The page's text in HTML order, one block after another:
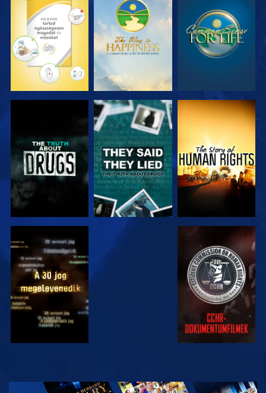
MŰSORNÉZÉS MŰSORNÉZÉS MŰSORNÉZÉS
MŰSORNÉZÉS MŰSORNÉZÉS MŰSORNÉZÉS
MŰSORNÉZÉS MŰSORNÉZÉS
MŰSORNÉZÉS
A SOROZAT